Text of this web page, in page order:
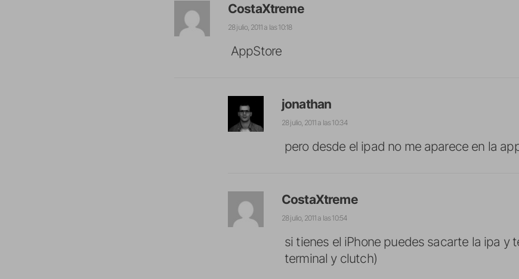
CostaXtreme
28 julio, 2011 a las 10:18
AppStore
jonathan
28 julio, 2011 a las 10:34
pero desde el ipad no me aparece en la
CostaXtreme
28 julio, 2011 a las 10:54
si tienes el iPhone puedes sacarte la ipa y
terminal y clutch)